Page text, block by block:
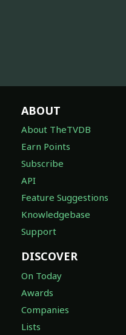
ABOUT
About TheTVDB
Earn Points
Subscribe
API
Feature Suggestions
Knowledgebase
Support
DISCOVER
On Today
Awards
Companies
Lists